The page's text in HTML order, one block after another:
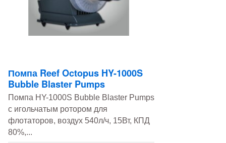
Помпа Reef Octopus HY-1000S
Bubble Blaster Pumps
Помпа HY-1000S Bubble Blaster Pumps
с игольчатым ротором для
флотаторов, воздух 540л/ч, 15Вт, КПД
80%,...